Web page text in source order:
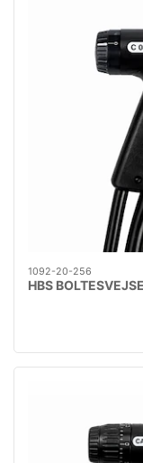
1092-20-256
HBS